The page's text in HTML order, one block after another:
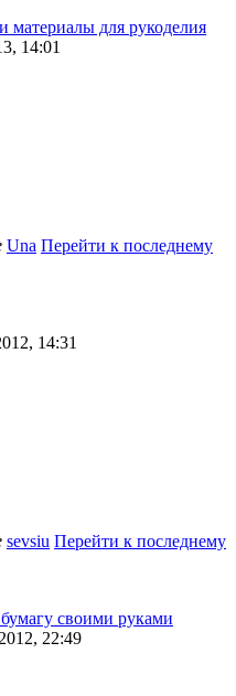
материалы для рукоделия
14:01
Una Перейти к последнему
14:31
sevsiu Перейти к последнему
своими руками
22:49